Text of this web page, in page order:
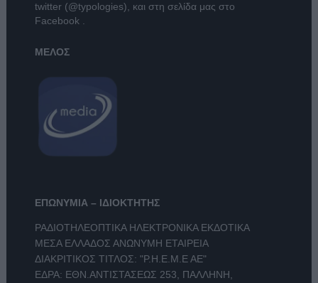
twitter (@typologies), και στη σελίδα μας στο
Facebook .
ΜΕΛΟΣ
ΕΠΩΝΥΜΙΑ – ΙΔΙΟΚΤΗΤΗΣ
ΡΑΔΙΟΤΗΛΕΟΠΤΙΚΑ ΗΛΕΚΤΡΟΝΙΚΑ ΕΚΔΟΤΙΚΑ
ΜΕΣΑ ΕΛΛΑΔΟΣ ΑΝΩΝΥΜΗ ΕΤΑΙΡΕΙΑ
ΔΙΑΚΡΙΤΙΚΟΣ ΤΙΤΛΟΣ: "Ρ.Η.Ε.Μ.Ε ΑΕ"
ΕΔΡΑ: ΕΘΝ.ΑΝΤΙΣΤΑΣΕΩΣ 253, ΠΑΛΛΗΝΗ,